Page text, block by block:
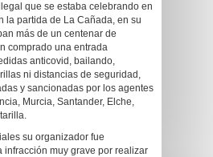
que se estaba celebrando en
la partida de La Cañada, en su
más de un centenar de
comprado una entrada
anticovid, bailando,
ni distancias de seguridad,
y sancionadas por los agentes
Murcia, Santander, Elche,
su organizador fue
infracción muy grave por realizar